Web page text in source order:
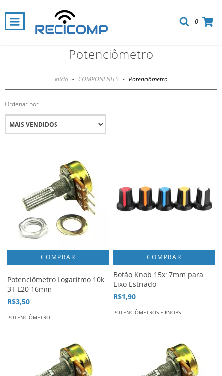
0
Potenciômetro
Início - COMPONENTES - Potenciômetro
Ordenar por
Potenciômetro Logarítmo 10k
3T L20 16mm
R$3,50
POTENCIÔMETRO
COMPRAR
Botão Knob 15x17mm para
Eixo Estriado
R$1,90
POTENCIÔMETROS E KNOBS